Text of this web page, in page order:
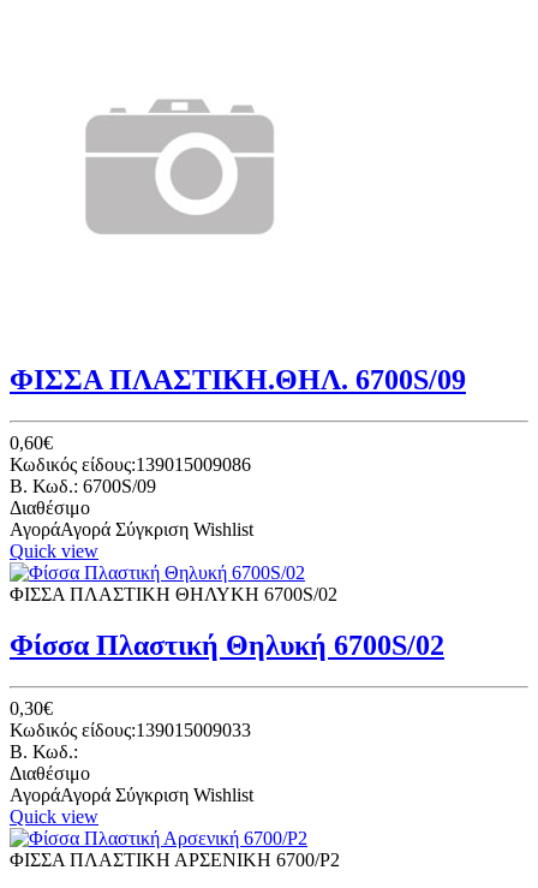
ΦΙΣΣΑ ΠΛΑΣΤΙΚΗ.ΘΗΛ. 6700S/09
0,60€
Κωδικός είδους:139015009086
B. Κωδ.: 6700S/09
Διαθέσιμο
ΑγοράΑγορά Σύγκριση Wishlist
Quick view
ΦΙΣΣΑ ΠΛΑΣΤΙΚΗ ΘΗΛΥΚΗ 6700S/02
Φίσσα Πλαστική Θηλυκή 6700S/02
0,30€
Κωδικός είδους:139015009033
B. Κωδ.:
Διαθέσιμο
ΑγοράΑγορά Σύγκριση Wishlist
Quick view
ΦΙΣΣΑ ΠΛΑΣΤΙΚΗ ΑΡΣΕΝΙΚΗ 6700/P2